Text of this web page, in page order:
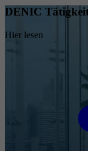
DENIC
Hier lesen